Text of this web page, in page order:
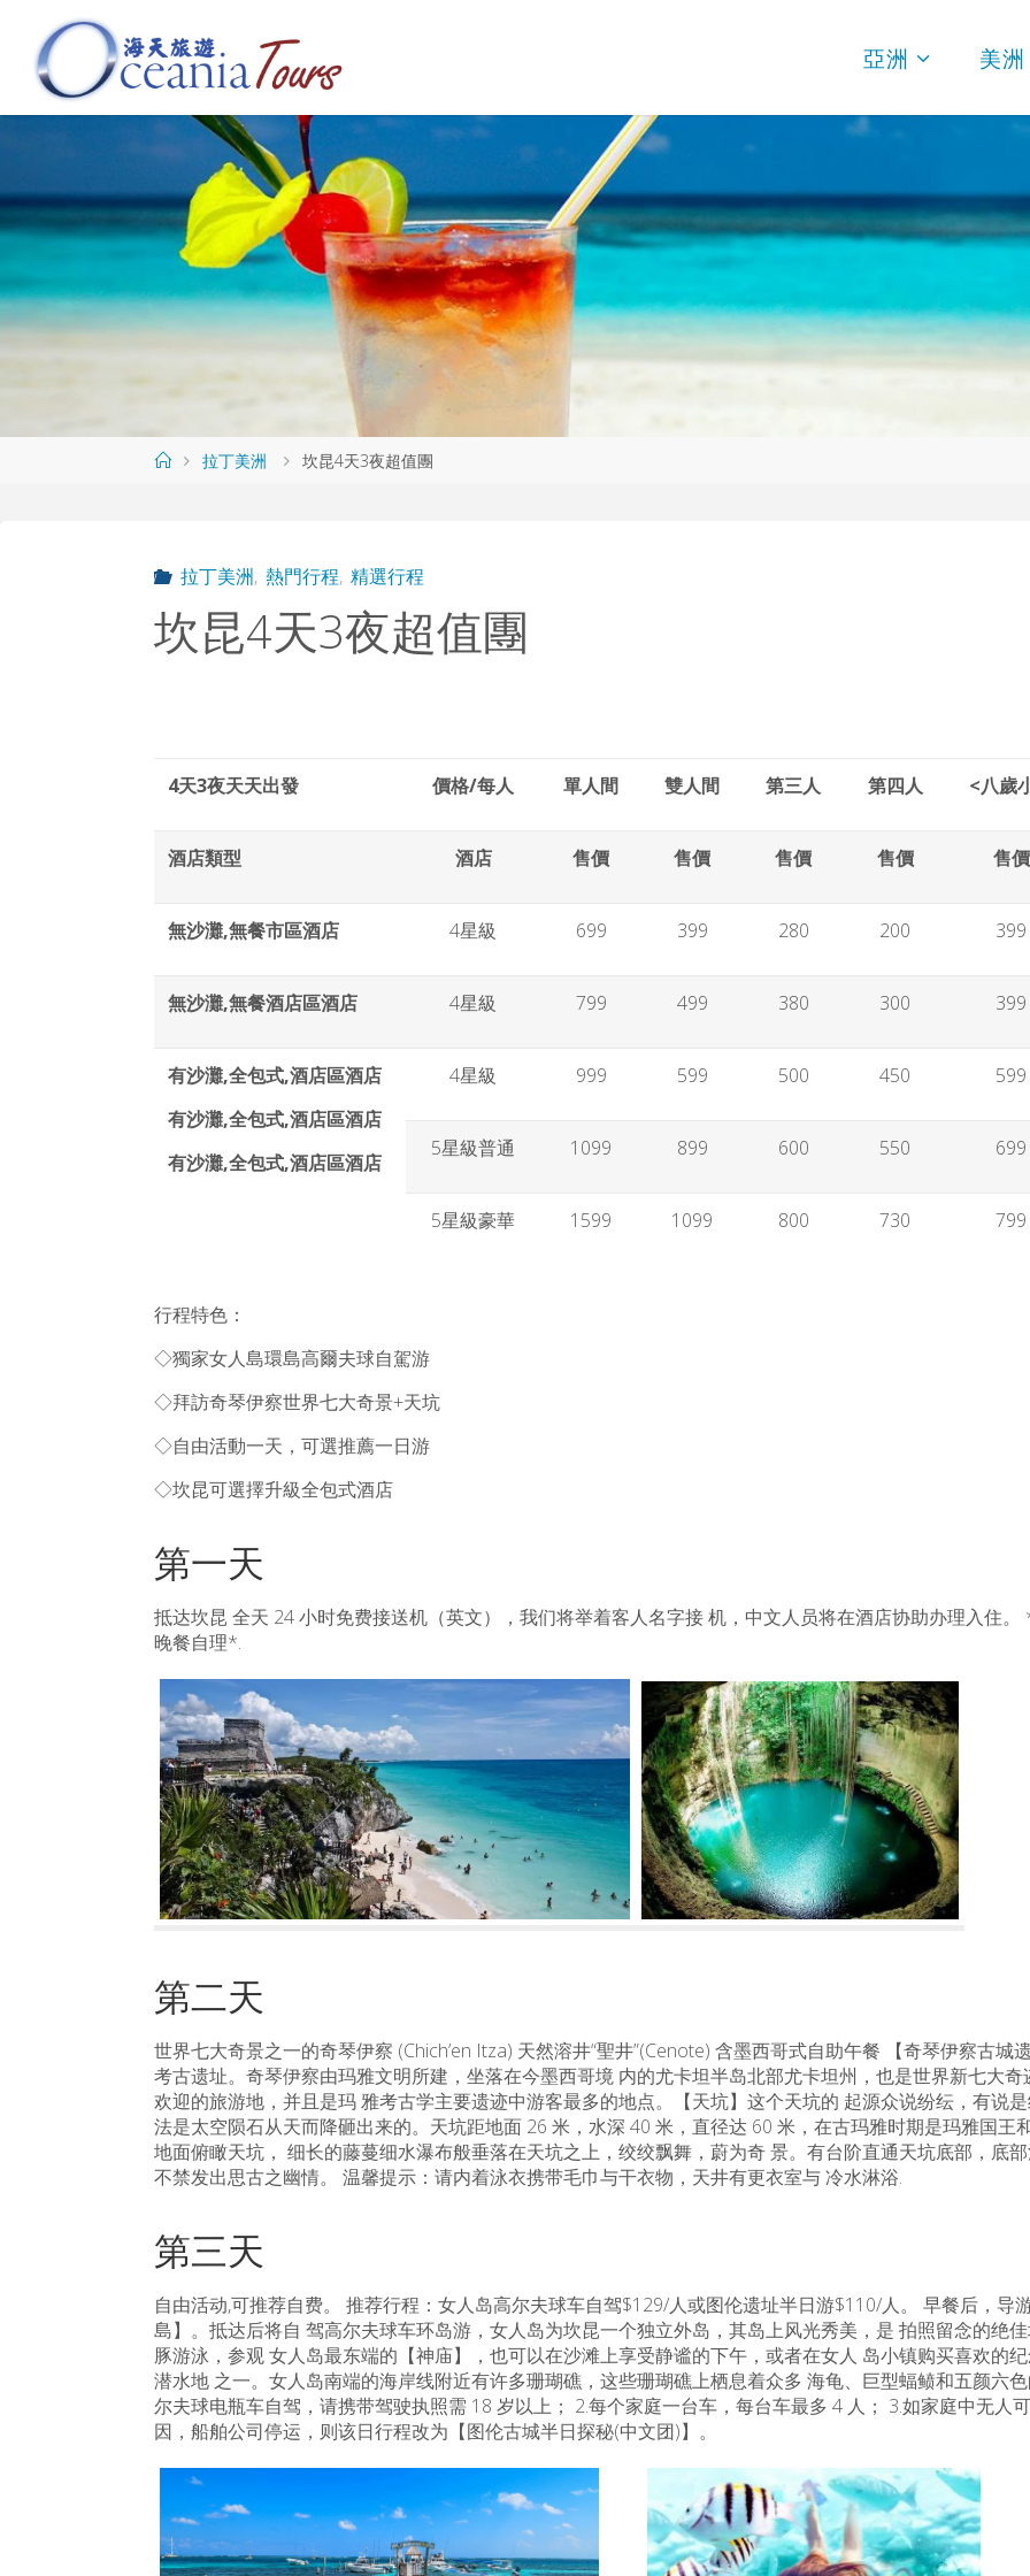
content
遊
O
CE
AN
IA
TO
U
亞洲 美洲
Home拉丁美洲 坎昆4天3夜超值團
拉丁美洲, 熱門行程, 精選行程
坎昆4天3夜超值團
4天3夜天天出發 價格/每人 單人間 雙人間 第三人 第四人 <八歲
酒店類型 酒店 售價 售價 售價 售價 售價
無沙灘,無餐市區酒店 4星級 699 399 280 200 399
無沙灘,無餐酒店區酒店 4星級 799 499 380 300 399
有沙灘,全包式,酒店區酒店
有沙灘,全包式,酒店區酒店
有沙灘,全包式,酒店區酒店
4星級 999 599 500 450 599
5星級普通 1099 899 600 550 699
5星級豪華 1599 1099 800 730 799
行程特色：
◇獨家女人島環島高爾夫球自駕游
◇拜訪奇琴伊察世界七大奇景+天坑
◇自由活動一天，可選推薦一日游
◇坎昆可選擇升級全包式酒店
第一天
抵达坎昆 全天 24 小时免费接送机（英文），我们将举着客人名字接 机，中文人员将在酒店协助办理入住
晚餐自理*.
第二天
世界七大奇景之一的奇琴伊察 (Chich’en Itza) 天然溶井“聖井”(Cenote) 含墨西哥式自助午餐 【奇琴伊察古
考古遗址。奇琴伊察由玛雅文明所建，坐落在今墨西哥境 内的尤卡坦半岛北部尤卡坦州，也是世界新七大
欢迎的旅游地，并且是玛 雅考古学主要遗迹中游客最多的地点。【天坑】这个天坑的 起源众说纷纭，有说
法是太空陨石从天而降砸出来的。天坑距地面 26 米，水深 40 米，直径达 60 米，在古玛雅时期是玛雅国王
地面俯瞰天坑， 细长的藤蔓细水瀑布般垂落在天坑之上，绞绞飘舞，蔚为奇 景。有台阶直通天坑底部，底
不禁发出思古之幽情。 温馨提示：请内着泳衣携带毛巾与干衣物，天井有更衣室与 冷水淋浴.
第三天
自由活动,可推荐自费。 推荐行程：女人岛高尔夫球车自驾$129/人或图伦遗址半日游$110/人。 早餐后，导
島】。抵达后将自 驾高尔夫球车环岛游，女人岛为坎昆一个独立外岛，其岛上风光秀美，是 拍照留念的绝
豚游泳，参观 女人岛最东端的【神庙】，也可以在沙滩上享受静谧的下午，或者在女人 岛小镇购买喜欢的
潜水地 之一。女人岛南端的海岸线附近有许多珊瑚礁，这些珊瑚礁上栖息着众多 海龟、巨型蝠鲼和五颜六
尔夫球电瓶车自驾，请携带驾驶执照需 18 岁以上； 2.每个家庭一台车，每台车最多 4 人； 3.如家庭中无人
因，船舶公司停运，则该日行程改为【图伦古城半日探秘(中文团)】。